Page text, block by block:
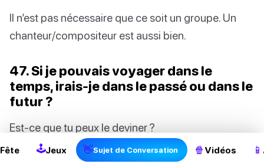
2
Il n’est pas nécessaire que ce soit un groupe. Un
chanteur/compositeur est aussi bien.
47. Si je pouvais voyager dans le
temps, irais-je dans le passé ou dans le
futur ?
Est-ce que tu peux le deviner ?
48. Qui est mon meilleur/e ami/e ?
Fête 🕹Jeux 👋Sujet de Conversation 🍿 Vidéos 📱